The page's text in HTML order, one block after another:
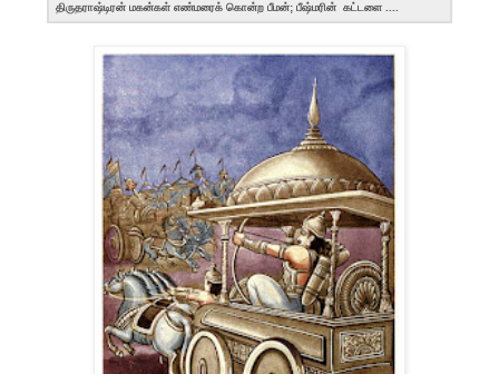
திருதராஷ்டிரன் மகன்கள் எண்மரைக் கொன்ற பீமன்; பீஷ்மரின் கட்டளை ....